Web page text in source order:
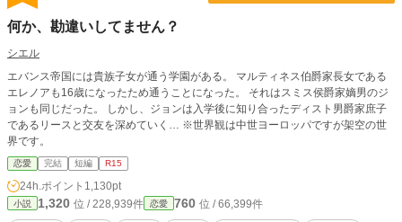
何か、勘違いしてません？
シエル
エバンス帝国には貴族子女が通う学園がある。 マルティネス伯爵家長女である
エレノアも16歳になったため通うことになった。 それはスミス侯爵家嫡男のジ
ョンも同じだった。 しかし、ジョンは入学後に知り合ったディスト男爵家庶子
であるリースと交友を深めていく… ※世界観は中世ヨーロッパですが架空の世
界です。
恋愛 完結 短編 R15
24h.ポイント 1,130pt
小説 1,320 位 / 228,939件 恋愛 760 位 / 66,399件